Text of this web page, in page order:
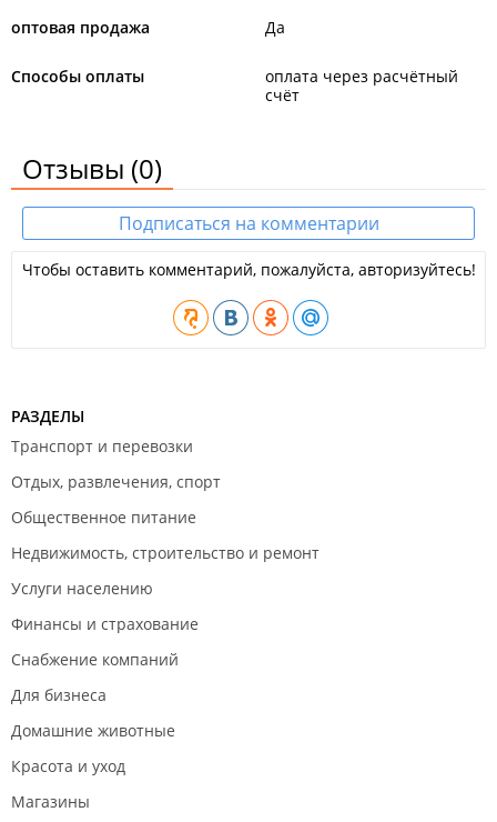
оптовая продажа Да
Способы оплаты
оплата через расчётный
счёт
Отзывы (0)
Подписаться на комментарии
Чтобы оставить комментарий, пожалуйста, авторизуйтесь!
РАЗДЕЛЫ
Транспорт и перевозки
Отдых, развлечения, спорт
Общественное питание
Недвижимость, строительство и ремонт
Услуги населению
Финансы и страхование
Снабжение компаний
Для бизнеса
Домашние животные
Красота и уход
Магазины